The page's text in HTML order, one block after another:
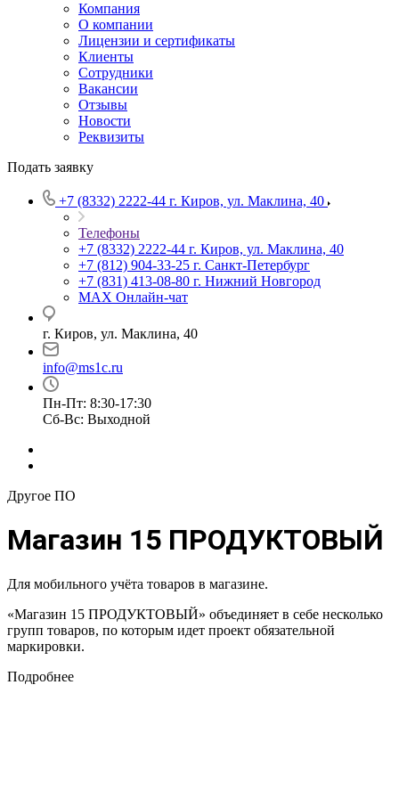
Компания
О компании
Лицензии и сертификаты
Клиенты
Сотрудники
Вакансии
Отзывы
Новости
Реквизиты
Подать заявку
+7 (8332) 2222-44 г. Киров, ул. Маклина, 40
Телефоны
+7 (8332) 2222-44 г. Киров, ул. Маклина, 40
+7 (812) 904-33-25 г. Санкт-Петербург
+7 (831) 413-08-80 г. Нижний Новгород
MAX Онлайн-чат
г. Киров, ул. Маклина, 40
info@ms1c.ru
Пн-Пт: 8:30-17:30
Cб-Вс: Выходной
Другое ПО
Магазин 15 ПРОДУКТОВЫЙ
Для мобильного учёта товаров в магазине.
«Магазин 15 ПРОДУКТОВЫЙ» объединяет в себе несколько
групп товаров, по которым идет проект обязательной
маркировки.
Подробнее